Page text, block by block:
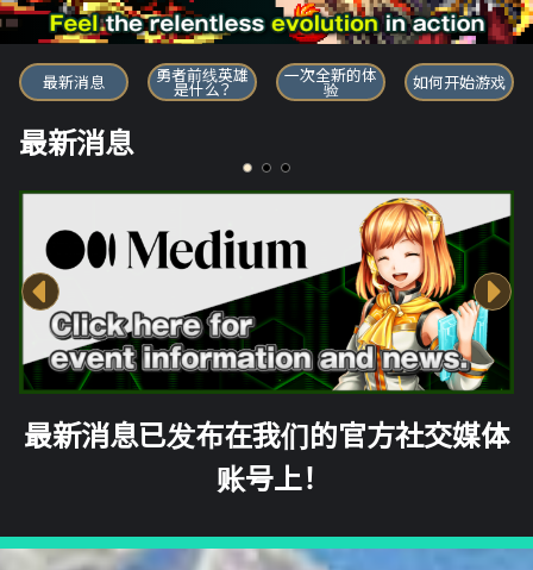
勇者前线英雄
最新消息 勇者前线英雄
是什么？
一次全新的体
验 如何开始游戏
最新消息
最新消息已发布在我们的官方社交媒体
账号上！